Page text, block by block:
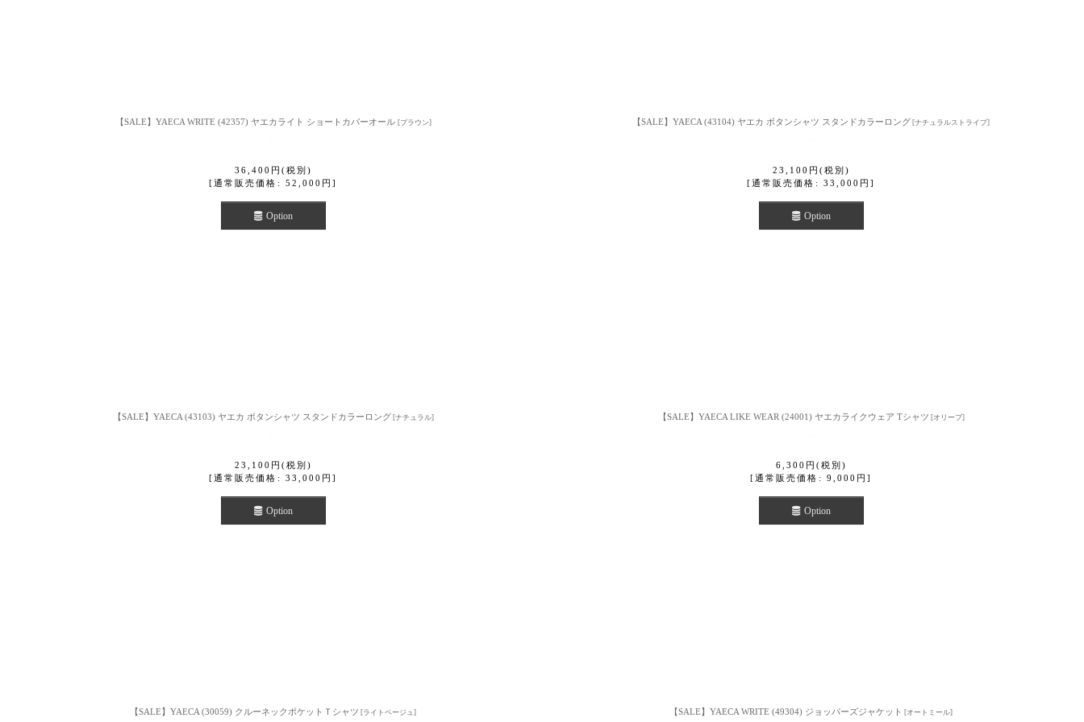
【SALE】YAECA WRITE (42357) ヤエカライト ショートカバーオール [ブラウン]
36,400 円 (税別)
[通常販売価格 : 52,000 円 ]
Option
【SALE】YAECA (43104) ヤエカ ボタンシャツ スタンドカラーロング [ナチュラルストライプ]
23,100 円 (税別)
[通常販売価格 : 33,000 円 ]
Option
【SALE】YAECA (43103) ヤエカ ボタンシャツ スタンドカラーロング [ナチュラル]
23,100 円 (税別)
[通常販売価格 : 33,000 円 ]
Option
【SALE】YAECA LIKE WEAR (24001) ヤエカライクウェア Tシャツ [オリーブ]
6,300 円 (税別)
[通常販売価格 : 9,000 円 ]
Option
【SALE】YAECA (30059) クルーネックポケットＴシャツ [ライトベージュ] 【SALE】YAECA WRITE (49304) ジョッパーズジャケット [オートミール]